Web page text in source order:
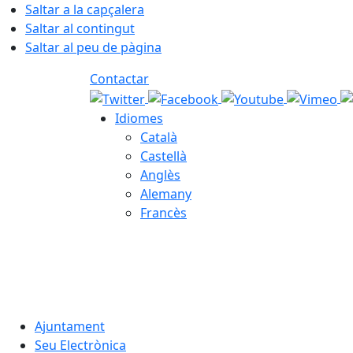
Saltar a la capçalera
Saltar al contingut
Saltar al peu de pàgina
Contactar
Idiomes
Català
Castellà
Anglès
Alemany
Francès
Ajuntament
Seu Electrònica